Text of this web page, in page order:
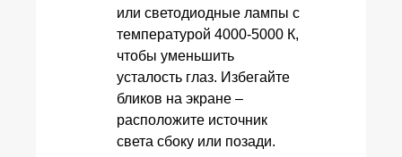
или светодиодные лампы с
температурой 4000-5000 К,
чтобы уменьшить
усталость глаз. Избегайте
бликов на экране –
расположите источник
света сбоку или позади.